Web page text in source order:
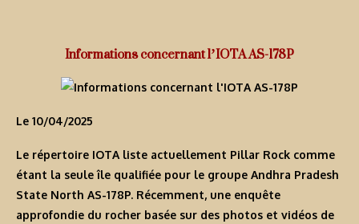
Informations concernant l’IOTA AS-178P
Le 10/04/2025
Le répertoire IOTA liste actuellement Pillar Rock comme
étant la seule île qualifiée pour le groupe Andhra Pradesh
State North AS-178P. Récemment, une enquête
approfondie du rocher basée sur des photos et vidéos de